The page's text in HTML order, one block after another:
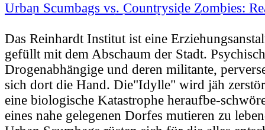
Urban Scumbags vs. Countryside Zombies:
Userbewertung:Nicht vorhanden |Jahr:
Das Reinhardt Institut ist eine
gefüllt mit dem Abschaum der Stadt.
Drogenabhängige und deren militante,
sich dort die Hand. Die"Idylle" wird jäh
eine biologische Katastrophe heraufbe-
eines nahe gelegenen Dorfes mutieren zu